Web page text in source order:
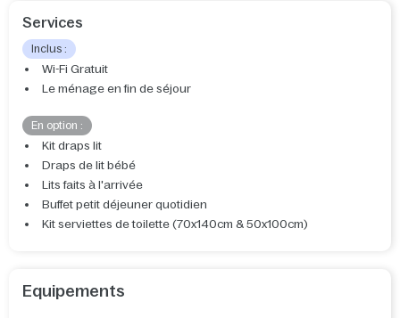
Services
Inclus :
Wi-Fi Gratuit
Le ménage en fin de séjour
En option :
Kit draps lit
Draps de lit bébé
Lits faits à l'arrivée
Buffet petit déjeuner quotidien
Kit serviettes de toilette (70x140cm & 50x100cm)
Equipements